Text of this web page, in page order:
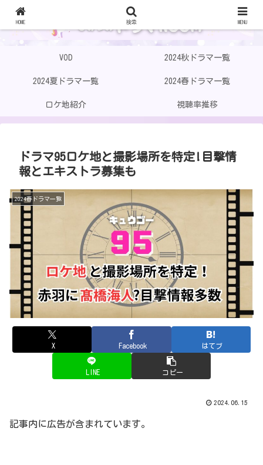
VOD 2024秋ドラマ一覧
2024夏ドラマ一覧 2024春ドラマ一覧
ロケ地紹介 視聴率推移
ドラマ95ロケ地と撮影場所を特定!目撃情
報とエキストラ募集も
2024春ドラマ一覧
X Facebook はてブ
LINE コピー
2024.06.15
記事内に広告が含まれています。
HOME 検索 MENU